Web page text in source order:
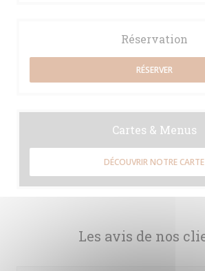
Les avis de nos
Réservation
RÉSERVER
Cartes & Menus
DÉCOUVRIR NOTRE CARTE